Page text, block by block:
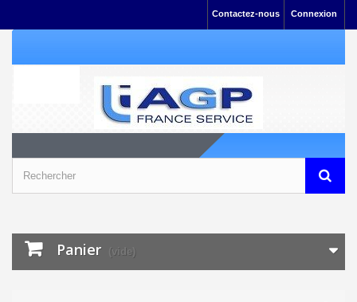
Connexion
Contactez-nous
Panier (vide)